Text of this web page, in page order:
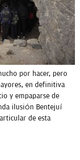
por hacer, pero
en definitiva
y empaparse de
ilusión Bentejuí
de esta